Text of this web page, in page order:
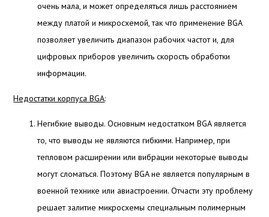
очень мала, и может определяться лишь расстоянием
между платой и микросхемой, так что применение BGA
позволяет увеличить диапазон рабочих частот и, для
цифровых приборов увеличить скорость обработки
информации.
Недостатки корпуса BGA:
Негибкие выводы. Основным недостатком BGA является
то, что выводы не являются гибкими. Например, при
тепловом расширении или вибрации некоторые выводы
могут сломаться. Поэтому BGA не является популярным в
военной технике или авиастроении. Отчасти эту проблему
решает залитие микросхемы специальным полимерным